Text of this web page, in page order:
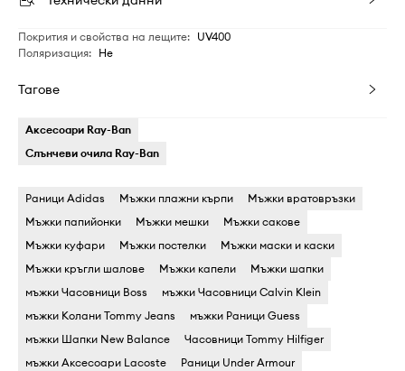
Покрития и свойства на лещите: UV400
Поляризация: Не
Тагове
Аксесоари Ray-Ban
Слънчеви очила Ray-Ban
Раници Adidas Мъжки плажни кърпи
Мъжки вратовръзки
Мъжки папийонки
Мъжки мешки
Мъжки сакове
Мъжки куфари
Мъжки постелки
Мъжки маски и каски
Мъжки кръгли шалове
Мъжки капели
Мъжки шапки
мъжки Часовници Boss
мъжки Часовници Calvin Klein
мъжки Колани Tommy Jeans
мъжки Раници Guess
мъжки Шапки New Balance
Часовници Tommy Hilfiger
мъжки Аксесоари Lacoste
Раници Under Armour